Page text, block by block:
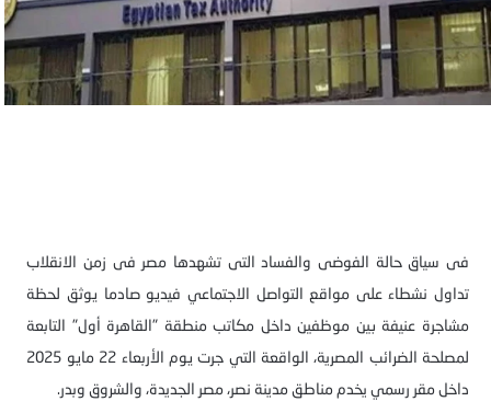
فى سياق حالة الفوضى والفساد التى تشهدها مصر فى زمن الانقلاب
تداول نشطاء على مواقع التواصل الاجتماعي فيديو صادما يوثق لحظة
مشاجرة عنيفة بين موظفين داخل مكاتب منطقة "القاهرة أول" التابعة
لمصلحة الضرائب المصرية، الواقعة التي جرت يوم الأربعاء 22 مايو 2025
داخل مقر رسمي يخدم مناطق مدينة نصر، مصر الجديدة، والشروق وبدر.